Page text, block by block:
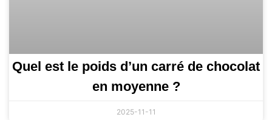
Quel est le poids d’un carré de chocolat
en moyenne ?
2025-11-11